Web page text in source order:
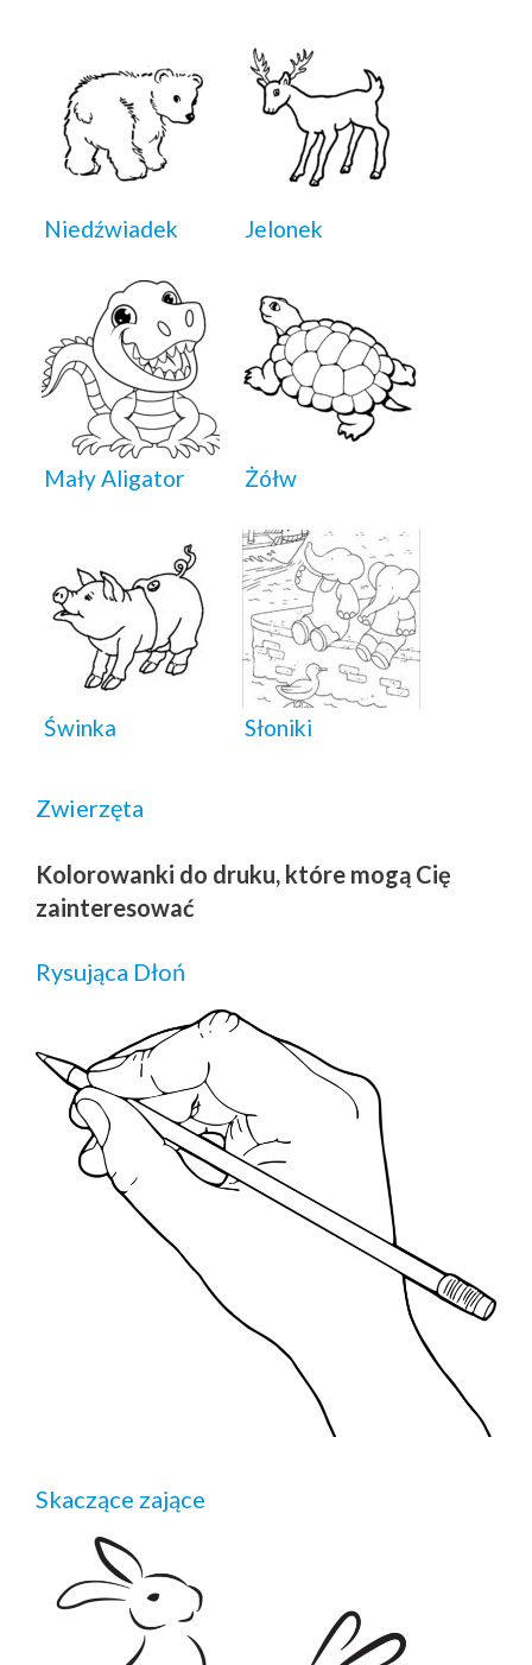
Niedźwiadek Jelonek
Mały Aligator Żółw
Świnka Słoniki
Zwierzęta
Kolorowanki do druku, które mogą Cię
zainteresować
Rysująca Dłoń
Skaczące zające